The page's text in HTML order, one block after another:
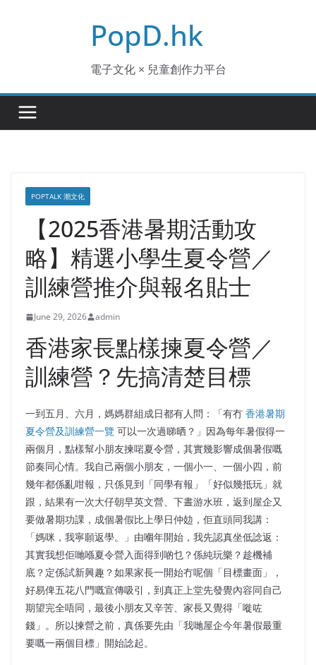
PopD.hk
電子文化 × 兒童創作力平台
POPTALK 潮文化
【2025香港暑期活動攻
略】精選小學生夏令營／
訓練營推介與報名貼士
June 29, 2026 admin
香港家長點樣揀夏令營／
訓練營？先搞清楚目標
一到五月、六月，媽媽群組成日都有人問：「有冇 香港暑期
夏令營及訓練營一覽 可以一次過睇晒？」因為每年暑假得一
兩個月，點樣幫小朋友揀啱夏令營，其實幾影響成個暑假嘅
節奏同心情。我自己兩個小朋友，一個小一、一個小四，前
幾年都係亂咁報，只係見到「同學有報」「好似幾抵玩」就
跟，結果有一次大仔朝早英文營、下晝游水班，返到屋企又
要做暑期功課，成個暑假比上學日仲攰，佢直頭同我講：
「媽咪，我寧願返學。」由嗰年開始，我先認真坐低諗返：
其實我想佢哋喺夏令營入面得到啲乜？係純玩樂？趁機補
底？定係試新興趣？如果家長一開始冇呢個「目標畫面」，
好易俾五花八門嘅宣傳吸引，到真正上堂先發覺內容同自己
期望完全唔同，最後小朋友又辛苦、家長又覺得「嘥咗
錢」。所以揀營之前，真係要先由「我哋屋企今年暑假最重
要嘅一兩個目標」開始諗起。